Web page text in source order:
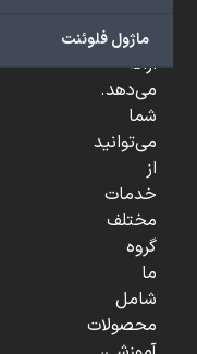
ماژول فلوئنت
...
ارائه
می‌دهد.
شما
می‌توانید
از
خدمات
مختلف
گروه
ما
شامل
محصولات